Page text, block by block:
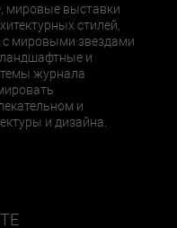
мировые выставки
стилей,
с мировыми звездами
ландшафтные и
журнала
и
и дизайна.